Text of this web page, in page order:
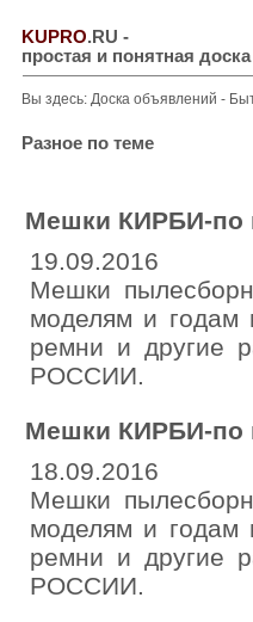
KUPRO.RU -
простая и понятная
Вы здесь: Доска объявлений -
Разное по теме
Мешки КИРБИ-по
19.09.2016
Мешки
моделям и годам
ремни и другие
РОССИИ.
Мешки КИРБИ-по
18.09.2016
Мешки
моделям и годам
ремни и другие
РОССИИ.